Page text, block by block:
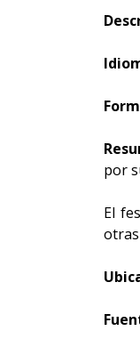
por
El